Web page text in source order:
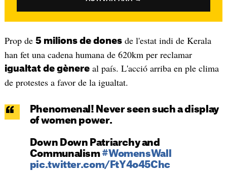
Prop de 5 milions de donesde l'estat indi de Kerala
han fet una cadena humana de 620km per reclamar
igualtat de gènereal país. L'acció arriba en ple clima
de protestes a favor de la igualtat.
Phenomenal! Never seen such a display
of women power.
Down Down Patriarchy and
Communalism #WomensWall
pic.twitter.com/FtY4o45Chc